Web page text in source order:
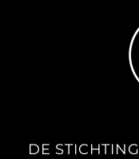
DE STICHTING